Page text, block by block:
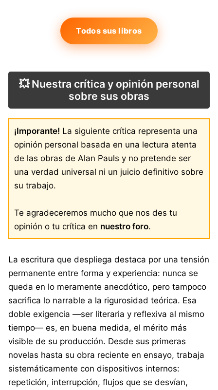
Todos sus libros
💥 Nuestra crítica y opinión personal
sobre sus obras
¡Imporante! La siguiente crítica representa una
opinión personal basada en una lectura atenta
de las obras de Alan Pauls y no pretende ser
una verdad universal ni un juicio definitivo sobre
su trabajo.
Te agradeceremos mucho que nos des tu
opinión o tu crítica en nuestro foro.
La escritura que despliega destaca por una tensión
permanente entre forma y experiencia: nunca se
queda en lo meramente anecdótico, pero tampoco
sacrifica lo narrable a la rigurosidad teórica. Esa
doble exigencia —ser literaria y reflexiva al mismo
tiempo— es, en buena medida, el mérito más
visible de su producción. Desde sus primeras
novelas hasta su obra reciente en ensayo, trabaja
sistemáticamente con dispositivos internos:
repetición, interrupción, flujos que se desvían,